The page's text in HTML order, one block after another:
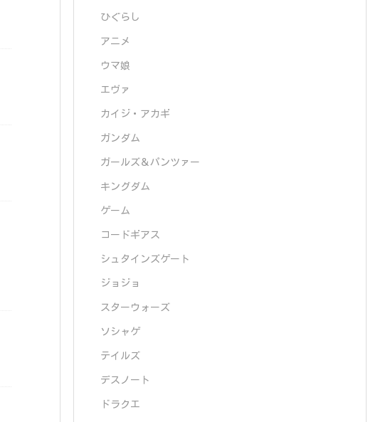
ひぐらし
アニメ
ウマ娘
エヴァ
カイジ・アカギ
ガンダム
ガールズ＆パンツァー
キングダム
ゲーム
コードギアス
シュタインズゲート
ジョジョ
スターウォーズ
ソシャゲ
テイルズ
デスノート
ドラクエ